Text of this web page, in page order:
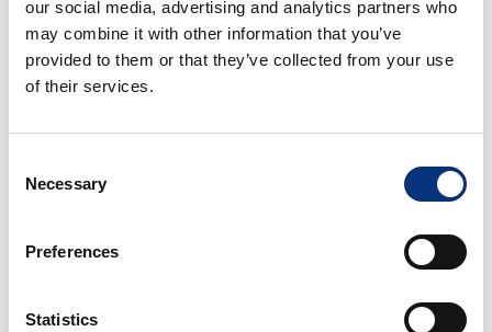
our social media, advertising and analytics partners who
may combine it with other information that you’ve
provided to them or that they’ve collected from your use
of their services.
Selection
Necessary
Preferences
Statistics
✔️ Aire acondicionado & calefacción ❄️🔥
✔️ Ducha de hidromasaje 🚿
✔️ Congelador
✔️ Chimenea x2 🔥
✔️ Smart TV (Netflix) 📺
✔️ Cuna y trona (coste adicional)